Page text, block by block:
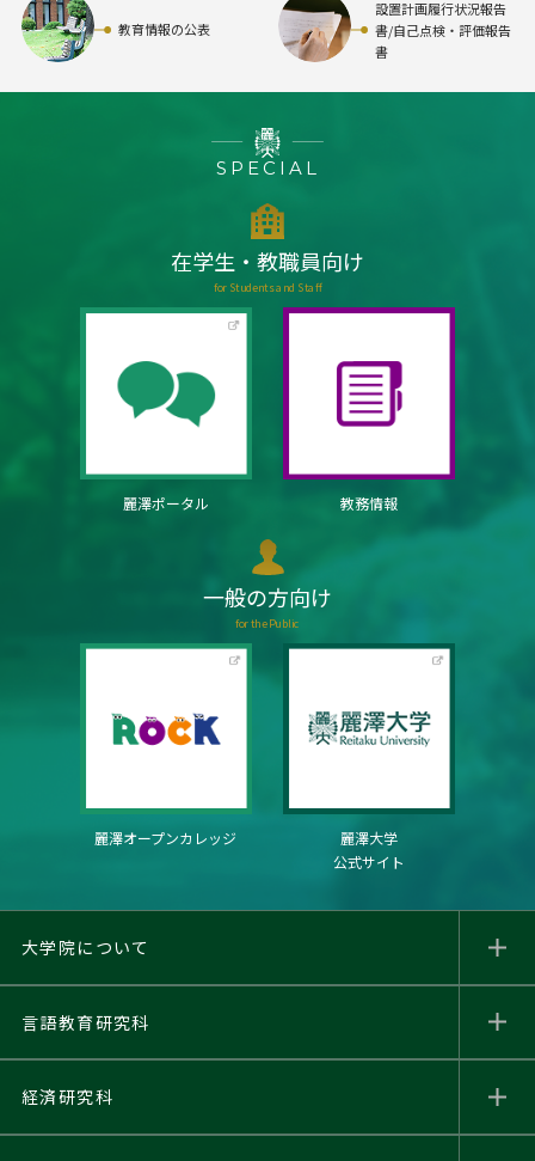
教育情報の公表
設置計画履行状況報告
書/自己点検・評価報告
書
SPECIAL
在学生・教職員向け
for Students and Staff
麗澤ポータル 教務情報
一般の方向け
for the Public
麗澤オープンカレッジ
麗澤大学
公式サイト
大学院について
言語教育研究科
経済研究科